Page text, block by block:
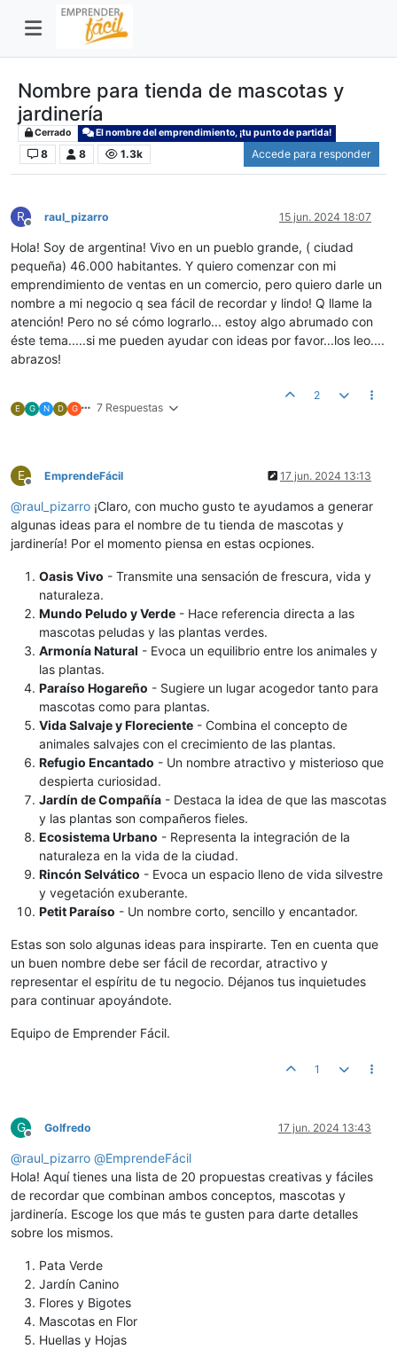
Nombre para tienda de mascotas y
jardinería
Cerrado El nombre del emprendimiento, ¡tu punto de partida!
8 8 1.3k Accede para responder
R
Desconectado
raul_pizarro 15 jun. 2024 18:07
Hola! Soy de argentina! Vivo en un pueblo grande, ( ciudad
pequeña) 46.000 habitantes. Y quiero comenzar con mi
emprendimiento de ventas en un comercio, pero quiero darle un
nombre a mi negocio q sea fácil de recordar y lindo! Q llame la
atención! Pero no sé cómo lograrlo... estoy algo abrumado con
éste tema.....si me pueden ayudar con ideas por favor...los leo....
abrazos!
E G N D G 7 Respuestas
2
E
Desconectado
EmprendeFácil 17 jun. 2024 13:13
@raul_pizarro ¡Claro, con mucho gusto te ayudamos a generar
algunas ideas para el nombre de tu tienda de mascotas y
jardinería! Por el momento piensa en estas ocpiones.
Oasis Vivo - Transmite una sensación de frescura, vida y
naturaleza.
Mundo Peludo y Verde - Hace referencia directa a las
mascotas peludas y las plantas verdes.
Armonía Natural - Evoca un equilibrio entre los animales y
las plantas.
Paraíso Hogareño - Sugiere un lugar acogedor tanto para
mascotas como para plantas.
Vida Salvaje y Floreciente - Combina el concepto de
animales salvajes con el crecimiento de las plantas.
Refugio Encantado - Un nombre atractivo y misterioso que
despierta curiosidad.
Jardín de Compañía - Destaca la idea de que las mascotas
y las plantas son compañeros fieles.
Ecosistema Urbano - Representa la integración de la
naturaleza en la vida de la ciudad.
Rincón Selvático - Evoca un espacio lleno de vida silvestre
y vegetación exuberante.
Petit Paraíso - Un nombre corto, sencillo y encantador.
Estas son solo algunas ideas para inspirarte. Ten en cuenta que
un buen nombre debe ser fácil de recordar, atractivo y
representar el espíritu de tu negocio. Déjanos tus inquietudes
para continuar apoyándote.
Equipo de Emprender Fácil.
1
G
Desconectado
Golfredo 17 jun. 2024 13:43
@raul_pizarro @EmprendeFácil
Hola! Aquí tienes una lista de 20 propuestas creativas y fáciles
de recordar que combinan ambos conceptos, mascotas y
jardinería. Escoge los que más te gusten para darte detalles
sobre los mismos.
Pata Verde
Jardín Canino
Flores y Bigotes
Mascotas en Flor
Huellas y Hojas